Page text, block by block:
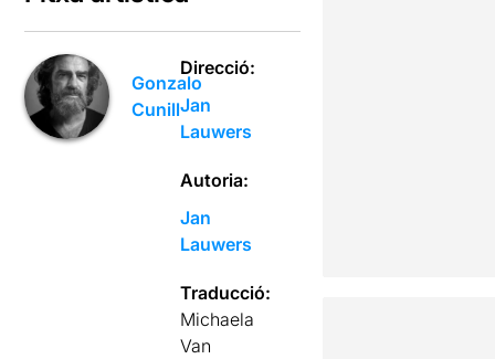
Gonzalo
Cunill
Direcció:
Jan
Lauwers
Autoria:
Jan
Lauwers
Traducció:
Michaela
Van